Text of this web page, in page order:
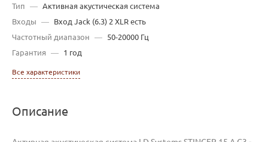
Тип
—
Активная акустическая система
Входы
—
Вход Jack (6.3) 2 XLR есть
Частотный диапазон
—
50-20000 Гц
Гарантия
— 1 год
Все характеристики
Описание